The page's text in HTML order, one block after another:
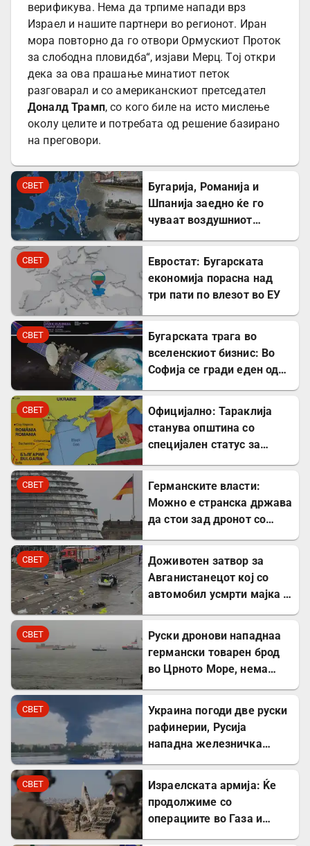
верификува. Нема да трпиме напади врз
Израел и нашите партнери во регионот. Иран
мора повторно да го отвори Ормускиот Проток
за слободна пловидба“, изјави Мерц. Тој откри
дека за ова прашање минатиот петок
разговарал и со американскиот претседател
Доналд Трамп, со кого биле на исто мислење
околу целите и потребата од решение базирано
на преговори.
СВЕТ
Бугарија, Романија и
Шпанија заедно ќе го
чуваат воздушниот
СВЕТ
Евростат: Бугарската
економија порасна над
три пати по влезот во ЕУ
СВЕТ
Бугарската трага во
вселенскиот бизнис: Во
Софија се гради еден од
центри во Европа
СВЕТ
Официјално: Тараклија
станува општина со
специјален статус за
СВЕТ
Германските власти:
Можно е странска држава
да стои зад дронот со
СВЕТ
Доживотен затвор за
Авганистанецот кој со
автомобил усмрти мајка и
СВЕТ
Руски дронови нападнаа
германски товарен брод
во Црното Море, нема
СВЕТ
Украина погоди две руски
рафинерии, Русија
нападна железничка
СВЕТ
Израелската армија: Ќе
продолжиме со
операциите во Газа и